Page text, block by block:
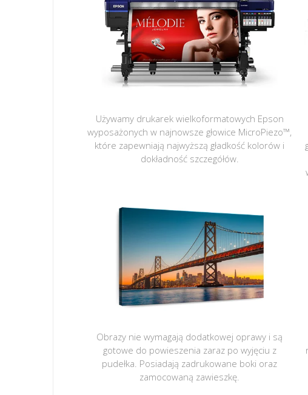
Używamy drukarek wielkoformatowych Epson
wyposażonych w najnowsze głowice MicroPiezo™,
które zapewniają najwyższą gładkość kolorów i
dokładność szczegółów.
Obrazy nie wymagają dodatkowej oprawy i są
gotowe do powieszenia zaraz po wyjęciu z
pudełka. Posiadają zadrukowane boki oraz
zamocowaną zawieszkę.